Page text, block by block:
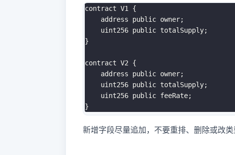
contract V1 {
    address public owner;
    uint256 public totalSupply;
}
contract V2 {
    address public owner;
    uint256 public totalSupply;
    uint256 public feeRate;
新增字段尽量追加，不要重排、删除或改类